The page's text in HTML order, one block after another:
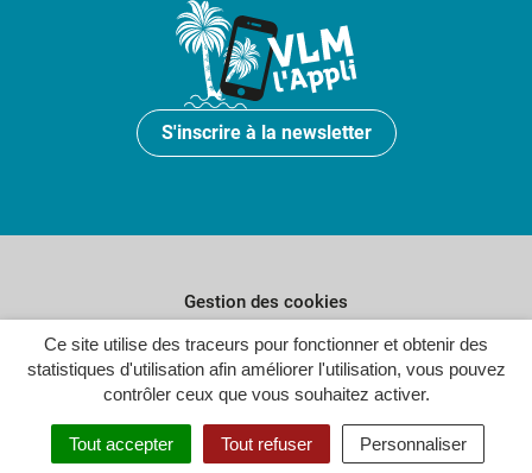
Ce site utilise des traceurs pour fonctionner et obtenir des
statistiques d'utilisation afin améliorer l'utilisation, vous pouvez
contrôler ceux que vous souhaitez activer.
Tout accepter Tout refuser Personnaliser
S'inscrire à la newsletter
Gestion des cookies
Plan du site
Politique de confidentialité
Crédits